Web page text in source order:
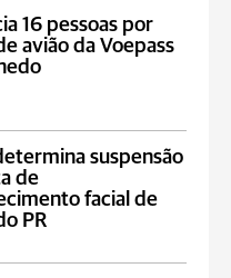
16 pessoas por
avião da Voepass
suspensão
de
facial de
PR